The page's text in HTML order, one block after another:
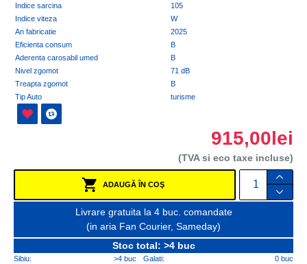
Indice sarcina
105
Indice viteza
W
An fabricatie
2025
Eficienta consum
B
Aderenta carosabil umed
B
Nivel zgomot
71 dB
Treapta zgomot
B
Tip Auto
turisme
915,00lei
(TVA si eco taxe incluse)
ADAUGĂ ÎN COŞ
Livrare gratuita la 4 buc. comandate
(in aria Fan Courier, Sameday)
Stoc total: >4 buc
Sibiu: >4 buc Galati:
0 buc